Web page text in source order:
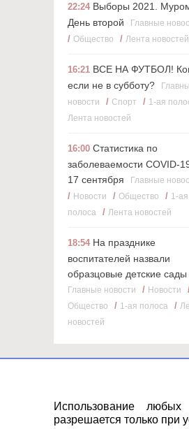
22:24 Выборы 2021.
День второй
Главные
/ Общество / Лента новостей
16:21 ВСЕ НА ФУТБОЛ!
если не в субботу?
новости
/ Cпорт / 1-ая
Лента новостей
16:00 Статистика по
заболеваемости COVID-
17 сентября
Главные
/ Новости / Общество / 1-ая
полоса
/ Лента новостей
18:54 На празднике
воспитателей назвали
образцовые детские сады
Главные новости / Новости
Общество / 1-ая полоса /
новостей
Использование
разрешается только при